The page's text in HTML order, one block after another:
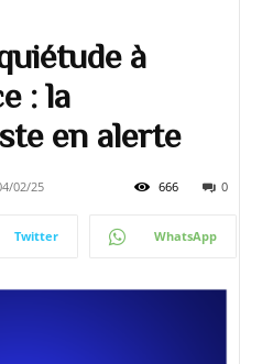
à
: la
en alerte
02/25 0
666
Twitter WhatsApp